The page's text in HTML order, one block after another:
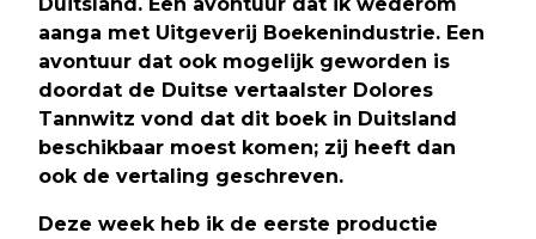
aanga met Uitgeverij Boekenindustrie. Een
avontuur dat ook mogelijk geworden is
doordat de Duitse vertaalster Dolores
Tannwitz vond dat dit boek in Duitsland
beschikbaar moest komen; zij heeft dan
ook de vertaling geschreven.
Deze week heb ik de eerste productie